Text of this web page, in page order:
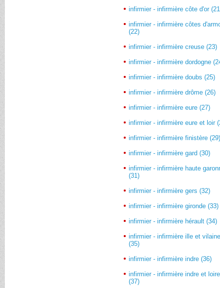
infirmier - infirmière côte d'or
infirmier - infirmière côtes
(22)
infirmier - infirmière creuse (23)
infirmier - infirmière dordogne
infirmier - infirmière doubs (25)
infirmier - infirmière drôme (26)
infirmier - infirmière eure (27)
infirmier - infirmière eure et loir
infirmier - infirmière finistère
infirmier - infirmière gard (30)
infirmier - infirmière haute
(31)
infirmier - infirmière gers (32)
infirmier - infirmière gironde (33)
infirmier - infirmière hérault (34)
infirmier - infirmière ille et
(35)
infirmier - infirmière indre (36)
infirmier - infirmière indre et loire
(37)